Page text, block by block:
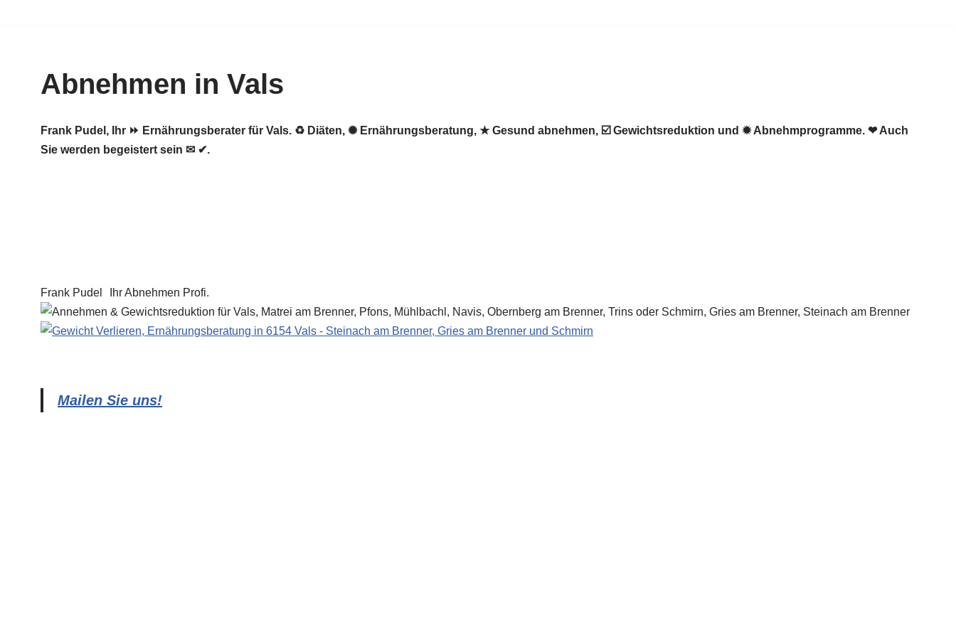
springenAbnehmen in Vals
Frank Pudel, Ihr ⏩ Ernährungsberater für Vals. ♻ Diäten, ✺ Ernährungsberatung, ★ Gesund abnehmen, ☑️ Gewichtsreduktion und ✹ Abnehmprogramme. ❤ Auch
Sie werden begeistert sein ✉ ✔.
Frank Pudel Ihr Abnehmen Profi.
Mailen Sie uns!